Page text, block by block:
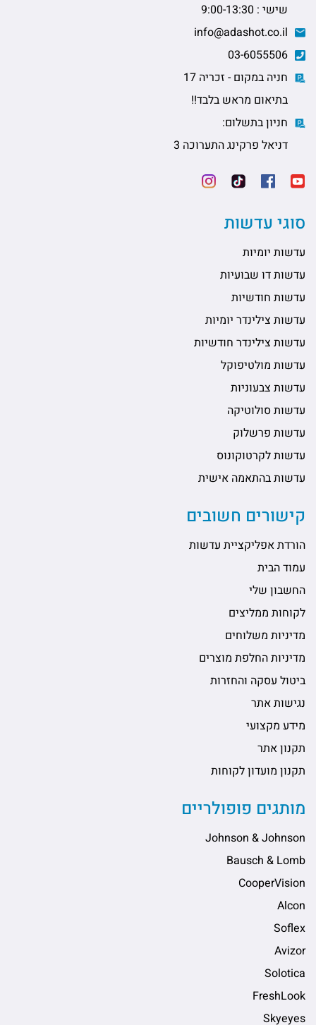
שישי : 9:00-13:30
חניה במקום - זכריה 17
בתיאום מראש בלבד!!
חניון בתשלום:
דניאל פרקינג התערוכה 3
סוגי עדשות
עדשות יומיות
עדשות דו שבועיות
עדשות חודשיות
עדשות צילינדר יומיות
עדשות צילינדר חודשיות
עדשות מולטיפוקל
עדשות צבעוניות
עדשות סולוטיקה
עדשות פרשלוק
עדשות לקרטוקונוס
עדשות בהתאמה אישית
קישורים חשובים
הורדת אפליקציית עדשות
עמוד הבית
החשבון שלי
לקוחות ממליצים
מדיניות משלוחים
מדיניות החלפת מוצרים
ביטול עסקה והחזרות
נגישות אתר
מידע מקצועי
תקנון אתר
תקנון מועדון לקוחות
מותגים פופולריים
Johnson & Johnson
Bausch & Lomb
CooperVision
Alcon
Soflex
Avizor
Solotica
FreshLook
Skyeyes